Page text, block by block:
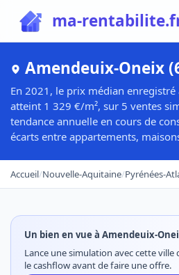
ma-
Amendeuix-Oneix
En 2021, le prix médian
atteint 1 329 €/m², sur 5 ventes
tendance annuelle en cours de
écarts entre appartements,
Accueil/Nouvelle-Aquitaine/Pyrénées-
Un bien en vue à Amendeuix-
Lance une simulation avec cette
le cashflow avant de faire une offre.